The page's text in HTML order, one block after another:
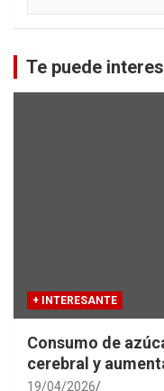
c
h
Te puede
+ INTERESANTE
Consumo de
cerebral y
19/04/2026